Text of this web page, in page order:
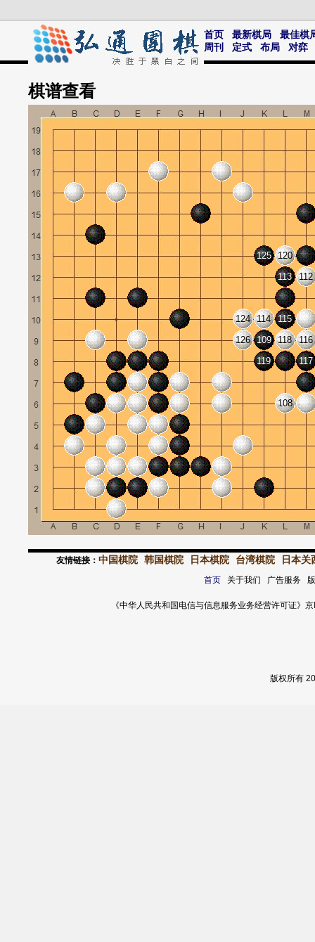
首页 最新棋局
最佳棋
周刊
定式 布局 对弈
棋谱查看
108
109
112
113
114
115
116
117
118
119
120
124
125
126
友情链接： 中国棋院 韩国棋院 日本棋院 台湾棋院 日本关
首页关于我们 广告服务
《中华人民共和国电信与信息服务业务经营许可证
版权所有